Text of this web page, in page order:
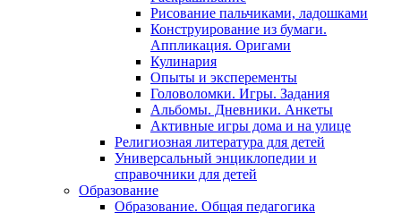
Рисование пальчиками, ладошками
Конструирование из бумаги.
Аппликация. Оригами
Кулинария
Опыты и эксперементы
Головоломки. Игры. Задания
Альбомы. Дневники. Анкеты
Активные игры дома и на улице
Религиозная литература для детей
Универсальный энциклопедии и
справочники для детей
Образование
Образование. Общая педагогика